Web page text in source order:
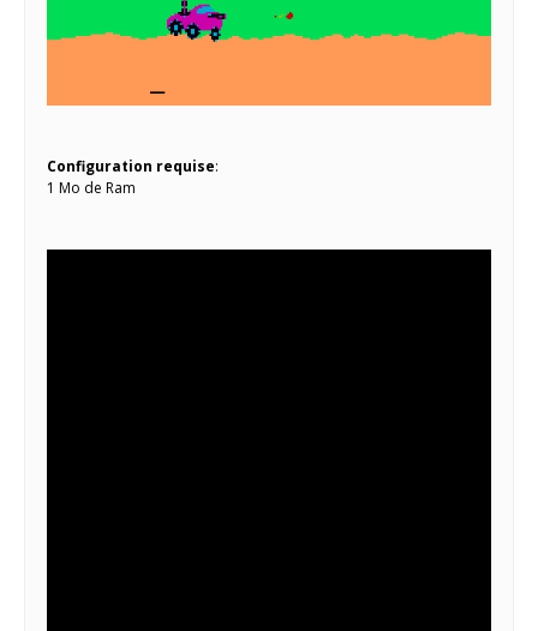
Configuration requise:
1 Mo de Ram